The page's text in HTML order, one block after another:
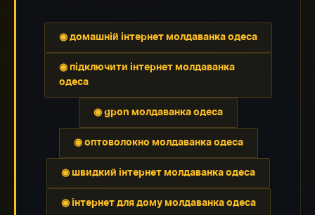
◉ домашній інтернет молдаванка одеса
◉ підключити інтернет молдаванка
одеса
◉ gpon молдаванка одеса
◉ оптоволокно молдаванка одеса
◉ швидкий інтернет молдаванка одеса
◉ інтернет для дому молдаванка одеса